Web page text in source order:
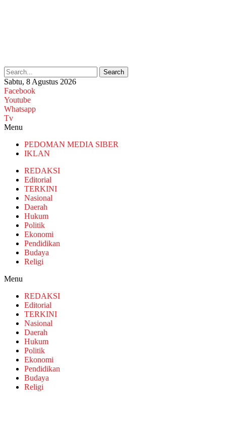
Search
Sabtu, 8 Agustus 2026
Facebook
Youtube
Whatsapp
Tv
Menu
PEDOMAN MEDIA SIBER
IKLAN
REDAKSI
Editorial
TERKINI
Nasional
Daerah
Hukum
Politik
Ekonomi
Pendidikan
Budaya
Religi
Menu
REDAKSI
Editorial
TERKINI
Nasional
Daerah
Hukum
Politik
Ekonomi
Pendidikan
Budaya
Religi